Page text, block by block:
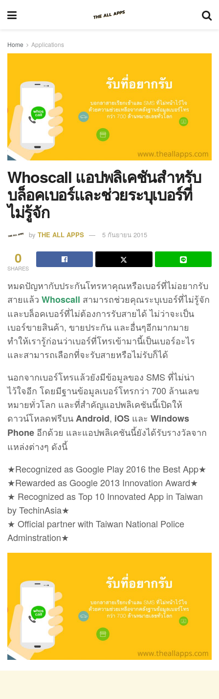
Home Applications
Whoscall แอปพลิเคชันสำหรับ
บล็อคเบอร์และช่วยระบุเบอร์ที่
ไม่รู้จัก
by THE ALL APPS 5 กันยายน 2015
0
SHARES
หมดปัญหากับประกันโทรหาคุณหรือเบอร์ที่ไม่อยากรับ
สายแล้ว Whoscall สามารถช่วยคุณระบุเบอร์ที่ไม่รู้จัก
และบล็อคเบอร์ที่ไม่ต้องการรับสายได้ ไม่ว่าจะเป็น
เบอร์ขายสินค้า, ขายประกัน และอื่นๆอีกมากมาย
ทำให้เรารู้ก่อนว่าเบอร์ที่โทรเข้ามานี้เป็นเบอร์อะไร
และสามารถเลือกที่จะรับสายหรือไม่รับก็ได้
นอกจากเบอร์โทรแล้วยังมีข้อมูลของ SMS ที่ไม่น่า
ไว้ใจอีก โดยมีฐานข้อมูลเบอร์โทรกว่า 700 ล้านเลข
หมายทั่วโลก และที่สำคัญแอปพลิเคชันนี้เปิดให้
ดาวน์โหลดฟรีบนAndroid, iOS และ Windows
Phone อีกด้วย และแอปพลิเคชันนี้ยังได้รับรางวัลจาก
แหล่งต่างๆ ดังนี้
★Recognized as Google Play 2016 the Best App★
★Rewarded as Google 2013 Innovation Award★
★ Recognized as Top 10 Innovated App in Taiwan
by TechinAsia★
★ Official partner with Taiwan National Police
Adminstration★